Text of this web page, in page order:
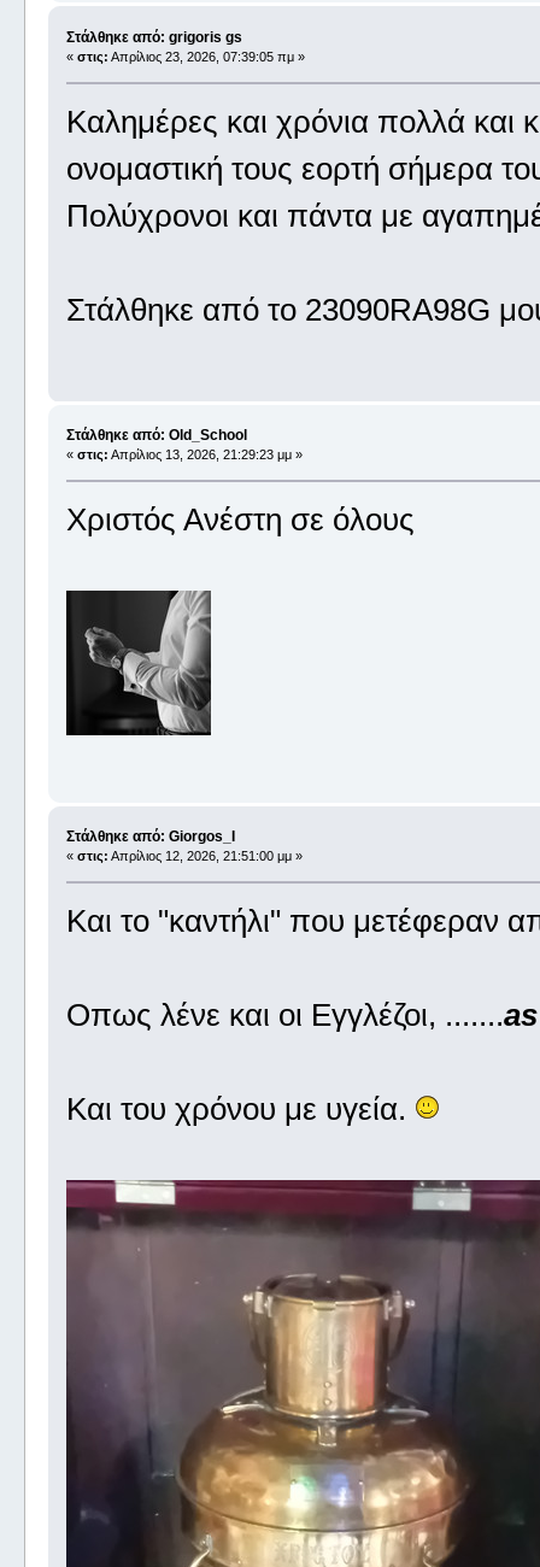
Στάλθηκε από: grigoris gs
« στις: Απρίλιος 23, 2026, 07:39:05 πμ »
Καλημέρες και χρόνια πολλά και
ονομαστική τους εορτή σήμερα
Πολύχρονοι και πάντα με
Στάλθηκε από το 23090RA98G
Στάλθηκε από: Old_School
« στις: Απρίλιος 13, 2026, 21:29:23 μμ »
Χριστός Ανέστη σε όλους
Στάλθηκε από: Giorgos_I
« στις: Απρίλιος 12, 2026, 21:51:00 μμ »
Και το "καντήλι" που μετέφεραν
Οπως λένε και οι Εγγλέζοι, .......
Και του χρόνου με υγεία.